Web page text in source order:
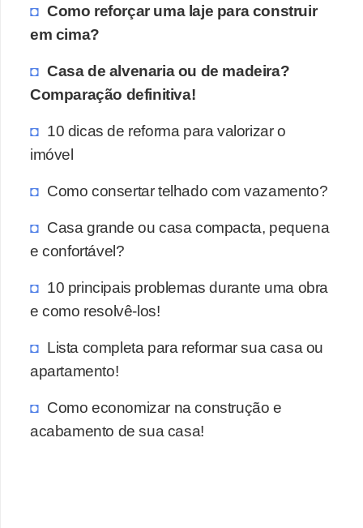
Como reforçar uma laje para construir
em cima?
Casa de alvenaria ou de madeira?
Comparação definitiva!
10 dicas de reforma para valorizar o
imóvel
Como consertar telhado com vazamento?
Casa grande ou casa compacta, pequena
e confortável?
10 principais problemas durante uma obra
e como resolvê-los!
Lista completa para reformar sua casa ou
apartamento!
Como economizar na construção e
acabamento de sua casa!